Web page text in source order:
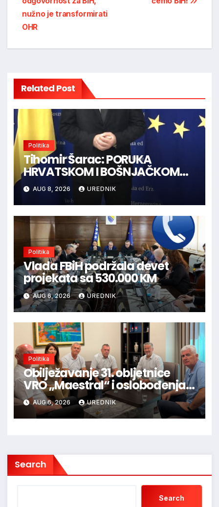
nužno je transformirati
OHR
Related Post
Politika
Tihomir Šarac: PORUKA
HRVATSKOM I BOŠNJAČKOM
NARODU U BiH
AUG 8, 2026 UREDNIK
Politika
Vlada FBiH podržala devet
projekata sa 530.000 KM
AUG 6, 2026 UREDNIK
Politika
Obilježavanje 31. obljetnice
VRO „Maestral“ i oslobođenja
Jajca uz pokroviteljstvo HNS-a
BiHAUG 6, 2026 UREDNIK
Search
Search